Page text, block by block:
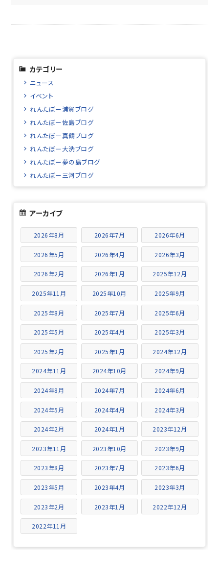
カテゴリー
ニュース
イベント
れんたぼー浦賀ブログ
れんたぼー佐島ブログ
れんたぼー真鶴ブログ
れんたぼー大洗ブログ
れんたぼー夢の島ブログ
れんたぼー三河ブログ
アーカイブ
2026年8月 2026年7月 2026年6月
2026年5月 2026年4月 2026年3月
2026年2月 2026年1月 2025年12月
2025年11月 2025年10月 2025年9月
2025年8月 2025年7月 2025年6月
2025年5月 2025年4月 2025年3月
2025年2月 2025年1月 2024年12月
2024年11月 2024年10月 2024年9月
2024年8月 2024年7月 2024年6月
2024年5月 2024年4月 2024年3月
2024年2月 2024年1月 2023年12月
2023年11月 2023年10月 2023年9月
2023年8月 2023年7月 2023年6月
2023年5月 2023年4月 2023年3月
2023年2月 2023年1月 2022年12月
2022年11月